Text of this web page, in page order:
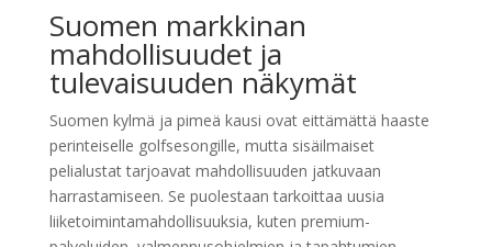
Suomen markkinan
mahdollisuudet ja
tulevaisuuden näkymät
Suomen kylmä ja pimeä kausi ovat eittämättä haaste
perinteiselle golfsesongille, mutta sisäilmaiset
pelialustat tarjoavat mahdollisuuden jatkuvaan
harrastamiseen. Se puolestaan tarkoittaa uusia
liiketoimintamahdollisuuksia, kuten premium-